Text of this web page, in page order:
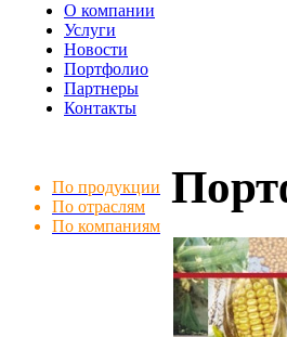
О компании
Услуги
Новости
Портфолио
Партнеры
Контакты
По продукции
По отраслям
По компаниям